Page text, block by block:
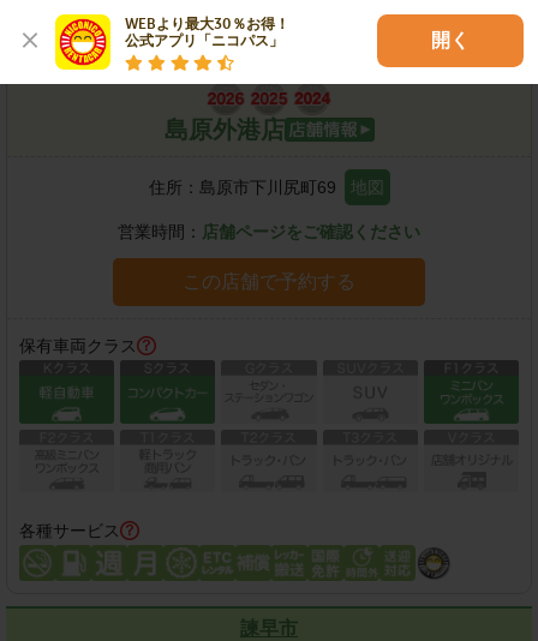
WEBより最大30％お得！
公式アプリ「ニコパス」
開く
島原市
島原外港店
住所： 島原市下川尻町69 地図
営業時間： 店舗ページをご確認ください
この店舗で予約する
保有車両クラス
各種サービス
諫早市